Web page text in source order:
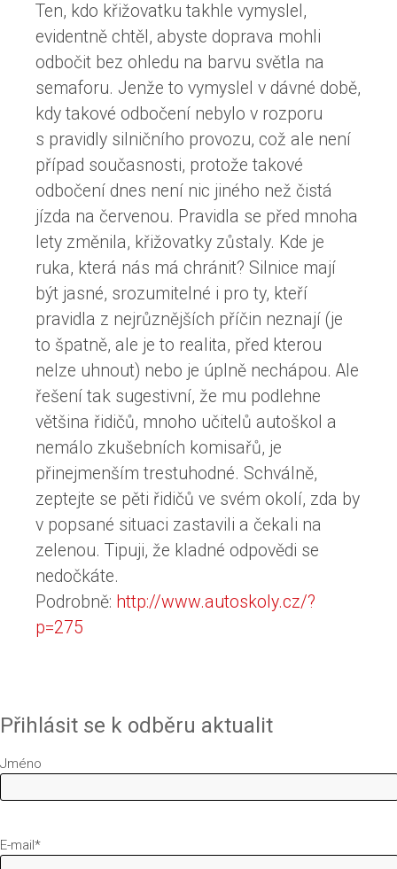
Ten, kdo křižovatku takhle vymyslel,
evidentně chtěl, abyste doprava mohli
odbočit bez ohledu na barvu světla na
semaforu. Jenže to vymyslel v dávné době,
kdy takové odbočení nebylo v rozporu
s pravidly silničního provozu, což ale není
případ současnosti, protože takové
odbočení dnes není nic jiného než čistá
jízda na červenou. Pravidla se před mnoha
lety změnila, křižovatky zůstaly. Kde je
ruka, která nás má chránit? Silnice mají
být jasné, srozumitelné i pro ty, kteří
pravidla z nejrůznějších příčin neznají (je
to špatně, ale je to realita, před kterou
nelze uhnout) nebo je úplně nechápou. Ale
řešení tak sugestivní, že mu podlehne
většina řidičů, mnoho učitelů autoškol a
nemálo zkušebních komisařů, je
přinejmenším trestuhodné. Schválně,
zeptejte se pěti řidičů ve svém okolí, zda by
v popsané situaci zastavili a čekali na
zelenou. Tipuji, že kladné odpovědi se
nedočkáte.
Podrobně: http://www.autoskoly.cz/?
p=275
Přihlásit se k odběru aktualit
Jméno
E-mail*